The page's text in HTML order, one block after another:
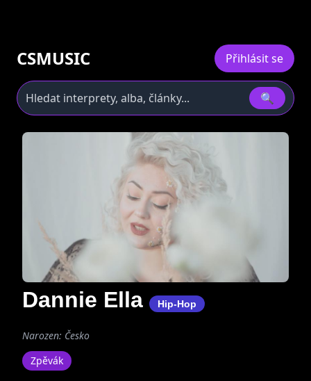
CSMUSIC Přihlásit se
🔍
Dannie Ella Hip-Hop
Narozen: Česko
Zpěvák